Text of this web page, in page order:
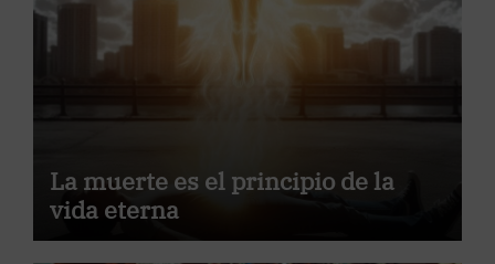
La muerte es el principio de la
vida eterna